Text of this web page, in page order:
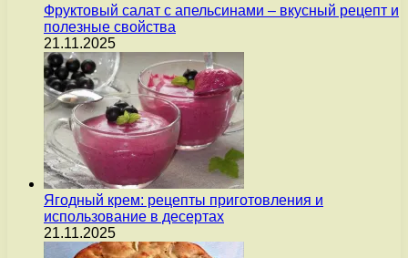
Фруктовый салат с апельсинами – вкусный рецепт и
полезные свойства
21.11.2025
Ягодный крем: рецепты приготовления и
использование в десертах
21.11.2025